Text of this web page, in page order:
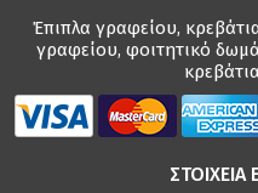
Έπιπλα γραφείου,
γραφείου, φοιτητικό
ΣΤΟΙΧΕΙΑ